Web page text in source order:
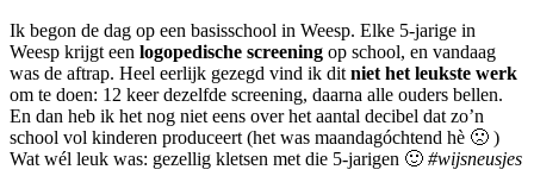
Ik begon de dag op een basisschool in Weesp. Elke 5-jarige in
Weesp krijgt een logopedische screening op school, en vandaag
was de aftrap. Heel eerlijk gezegd vind ik dit niet het leukste werk
om te doen: 12 keer dezelfde screening, daarna alle ouders bellen.
En dan heb ik het nog niet eens over het aantal decibel dat zo’n
school vol kinderen produceert (het was maandagóchtend hè 🙁 )
Wat wél leuk was: gezellig kletsen met die 5-jarigen 🙂 #wijsneusjes